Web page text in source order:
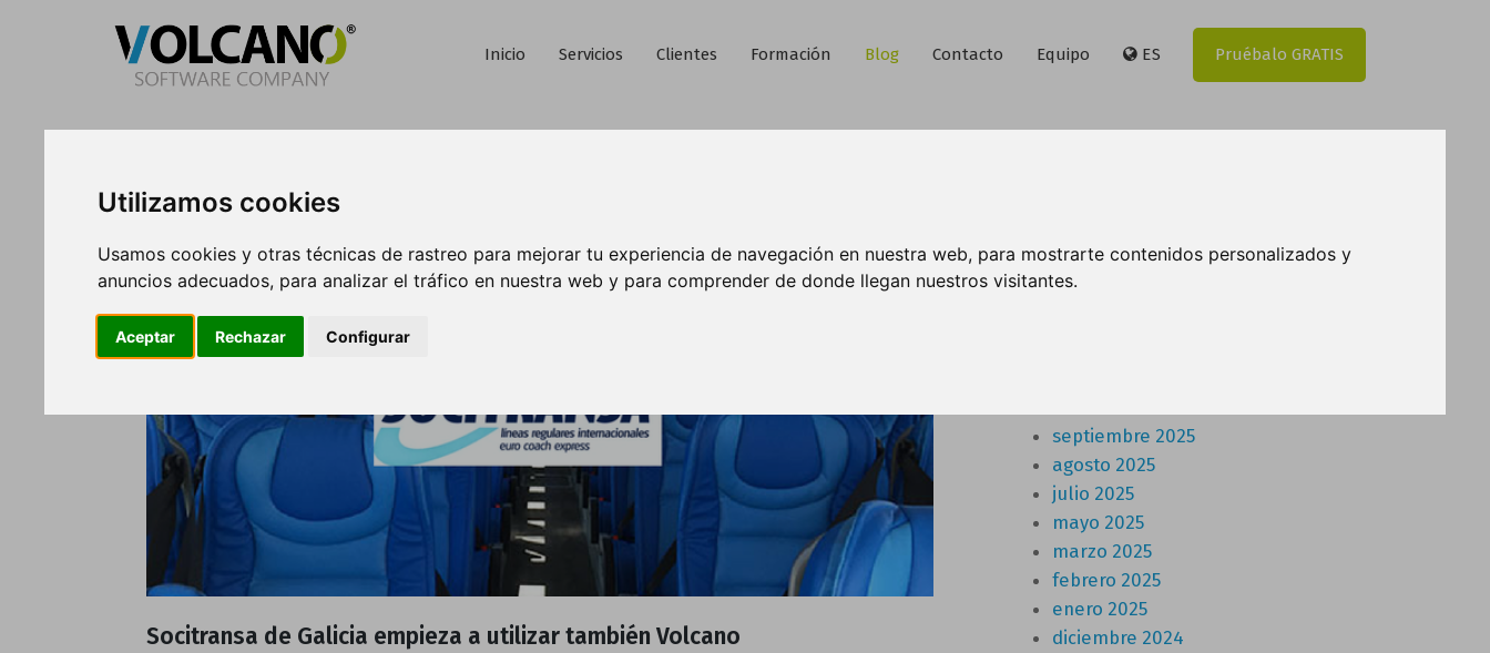
Utilizamos cookies
Usamos cookies y otras técnicas de rastreo para mejorar tu experiencia de navegación en nuestra web, para mostrarte contenidos personalizados y
anuncios adecuados, para analizar el tráfico en nuestra web y para comprender de donde llegan nuestros visitantes.
Aceptar Rechazar Configurar
Inicio Servicios Clientes Formación Blog Contacto Equipo ES Pruébalo GRATIS
Socitransa de Galicia empieza a utilizar también Volcano
septiembre 2025
agosto 2025
julio 2025
mayo 2025
marzo 2025
febrero 2025
enero 2025
diciembre 2024